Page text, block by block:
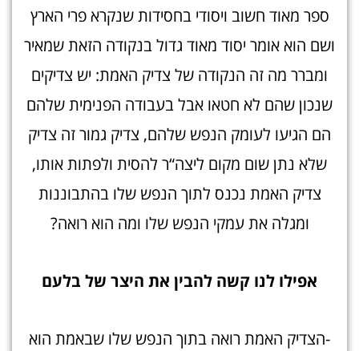
ספר מאוד חשוב ויסודי בחסידות שנקרא פרי הארץ
ושם הוא אומר יסוד מאוד גדול בנקודה הזאת שמאיר
ומברר מה זה הנקודה של צדיק האמת: יש צדיקים
שנכון שהם לא חטאו אבל בעבודה הפנימית שלהם
הם הגיעו לעומק הנפש שלהם, צדיק גמור זה צדיק
שלא נתן שום מקום ליצה“ר להסית ולפתות אותו,
צדיק האמת נכנס לתוך הנפש שלו בהתבוננות
ומגלה את עמקי הנפש שלו ומה הוא רואה?
אפילו לנו קשה להבין את היצר של בלעם
-הצדיק האמת רואה בתוך הנפש שלו שבאמת הוא